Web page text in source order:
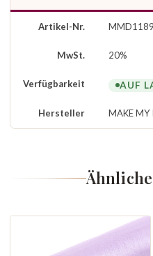
Artikel-Nr.
MwSt. 20%
Verfügbarkeit AUF
Hersteller MAKE MY